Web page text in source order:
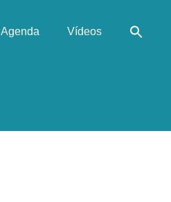
Agenda Vídeos